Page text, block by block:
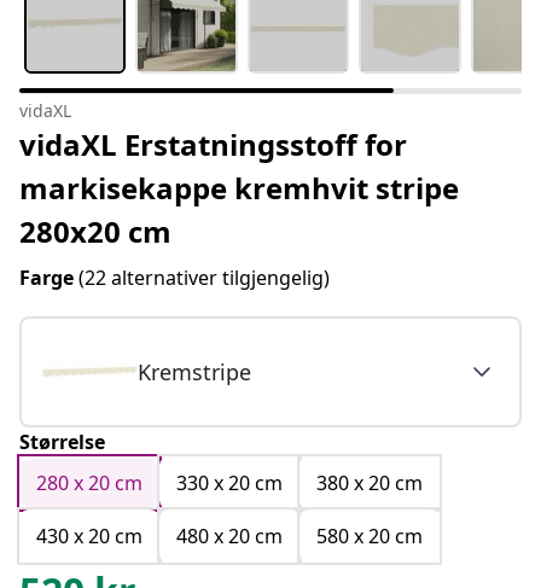
vidaXL
vidaXL Erstatningsstoff for
markisekappe kremhvit stripe
280x20 cm
Farge(22 alternativer tilgjengelig)
Kremstripe
Størrelse
280 x 20 cm
330 x 20 cm
380 x 20 cm
430 x 20 cm
480 x 20 cm 580 x 20 cm